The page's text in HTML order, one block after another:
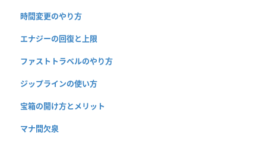
時間変更のやり方
エナジーの回復と上限
ファストトラベルのやり方
ジップラインの使い方
宝箱の開け方とメリット
マナ間欠泉